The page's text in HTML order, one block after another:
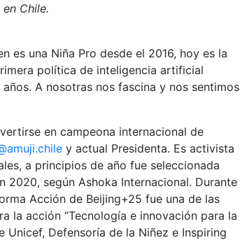
Chile.
es una Niña Pro desde el 2016, hoy es la
política de inteligencia artificial
A nosotras nos fascina y nos sentimos
en campeona internacional de
y actual Presidenta. Es activista
a principios de año fue seleccionada
2020, según Ashoka Internacional. Durante
Acción de Beijing+25 fue una de las
la acción “Tecnología e innovación para la
Unicef, Defensoría de la Niñez e Inspiring